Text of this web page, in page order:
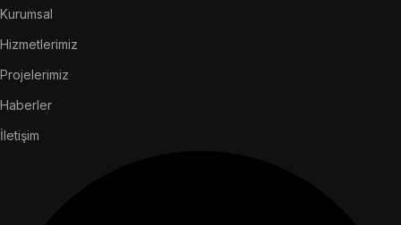
Kurumsal
Hizmetlerimiz
Projelerimiz
Haberler
İletişim